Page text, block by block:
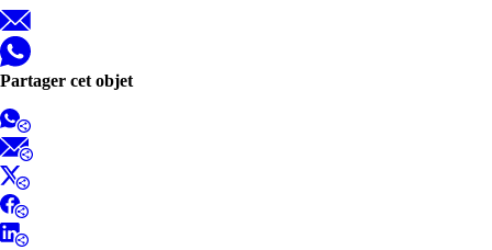
Partager cet objet